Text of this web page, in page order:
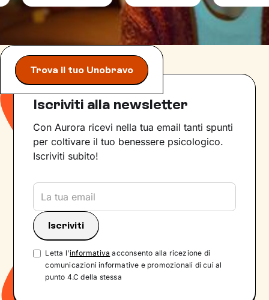
Trova il tuo Unobravo
Iscriviti alla newsletter
Con Aurora ricevi nella tua email tanti spunti
per coltivare il tuo benessere psicologico.
Iscriviti subito!
Letta l'informativa acconsento alla ricezione di
comunicazioni informative e promozionali di cui al
punto 4.C della stessa